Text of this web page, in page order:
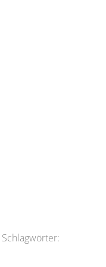
Schlagwörter: